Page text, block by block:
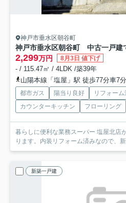
神戸市垂水区朝谷町
神戸市垂水区朝谷町 中古一戸建
2,299万円 8月3日 値下げ
- / 115.47㎡ / 4LDK /築39年
山陽本線「塩屋」駅 徒歩77分車7
都市ガス 陽当り良好 リフォーム
カウンターキッチン
フローリング
暮らしに便利な業務スーパー 塩屋北店
ります。内装リフォーム済みなので、
新築一戸建